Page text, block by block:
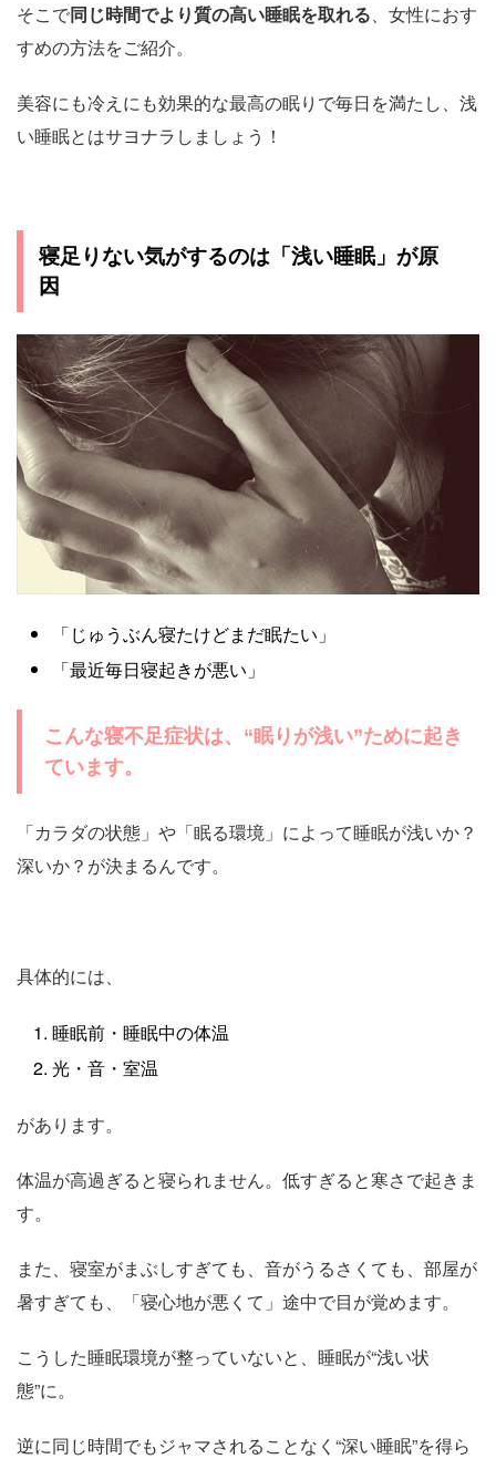
そこで同じ時間でより質の高い睡眠を取れる、女性におす
すめの方法をご紹介。
美容にも冷えにも効果的な最高の眠りで毎日を満たし、浅
い睡眠とはサヨナラしましょう！
寝足りない気がするのは「浅い睡眠」が原
因
「じゅうぶん寝たけどまだ眠たい」
「最近毎日寝起きが悪い」
こんな寝不足症状は、“眠りが浅い”ために起き
ています。
「カラダの状態」や「眠る環境」によって睡眠が浅いか？
深いか？が決まるんです。
具体的には、
睡眠前・睡眠中の体温
光・音・室温
があります。
体温が高過ぎると寝られません。低すぎると寒さで起きま
す。
また、寝室がまぶしすぎても、音がうるさくても、部屋が
暑すぎても、「寝心地が悪くて」途中で目が覚めます。
こうした睡眠環境が整っていないと、睡眠が“浅い状
態”に。
逆に同じ時間でもジャマされることなく“深い睡眠”を得ら